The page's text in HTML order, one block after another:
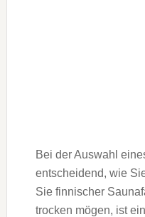
Bei der Auswahl
entscheidend, wie
Sie finnischer
trocken mögen, ist